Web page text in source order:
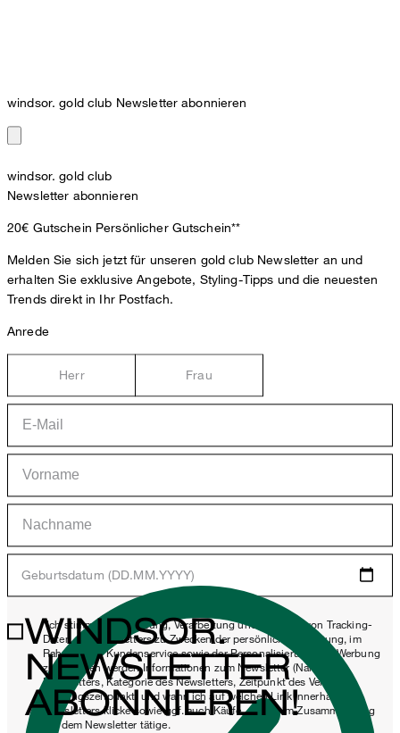
windsor. gold club Newsletter abonnieren
windsor. gold club
Newsletter abonnieren
20€ Gutschein Persönlicher Gutschein**
Melden Sie sich jetzt für unseren gold club Newsletter an und
erhalten Sie exklusive Angebote, Styling-Tipps und die neuesten
Trends direkt in Ihr Postfach.
Anrede
Herr Frau
Geburtsdatum (DD.MM.YYYY)
*Ich stimme der Erhebung, Verarbeitung und Nutzung von Tracking-
Daten des Newsletters zu Zwecken der persönlichen Beratung, im
Rahmen des Kundenservice sowie der Personalisierung von Werbung
zu. Erhoben werden Informationen zum Newsletter (Name des
Newsletters, Kategorie des Newsletters, Zeitpunkt des Versands,
Öffnungszeitpunkt) und wann ich auf welchen Link innerhalb des
Newsletters klicke sowie ggf. auch Käufe, die ich im Zusammenhang
mit dem Newsletter tätige.
WINDSOR.
NEWSLETTER
ABONNIEREN!